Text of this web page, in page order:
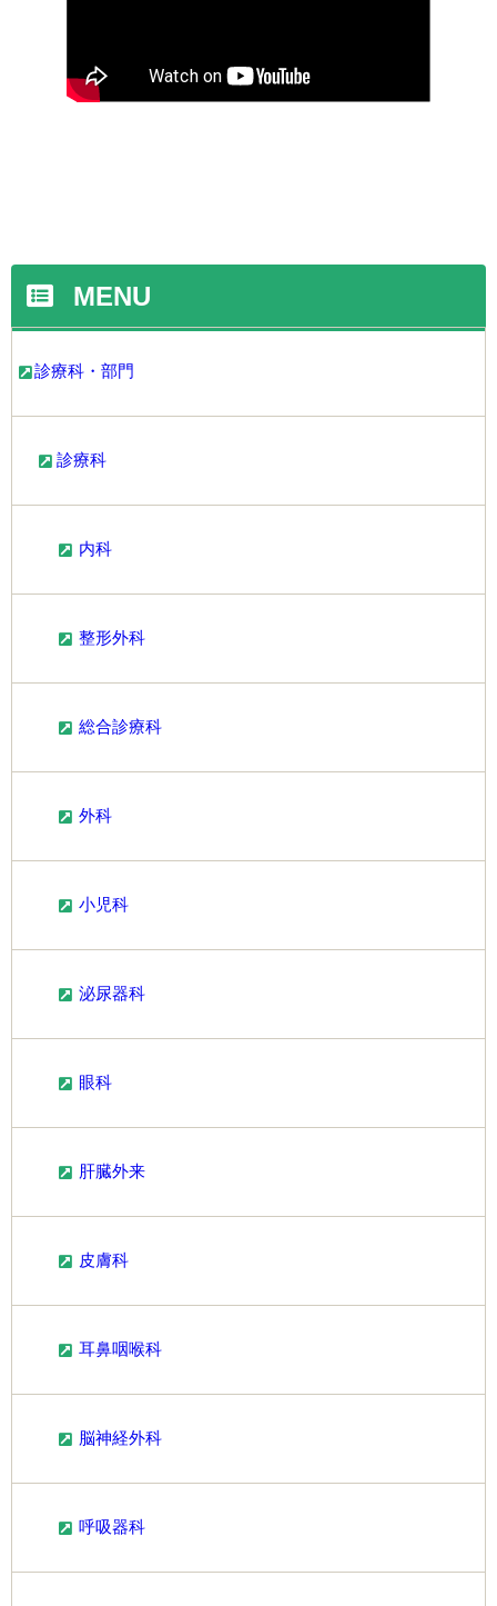
MENU
診療科・部門
診療科
内科
整形外科
総合診療科
外科
小児科
泌尿器科
眼科
肝臓外来
皮膚科
耳鼻咽喉科
脳神経外科
呼吸器科